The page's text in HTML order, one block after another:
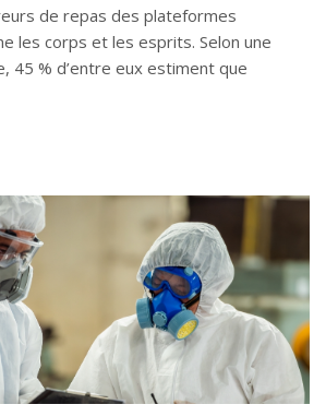
de repas des plateformes
les corps et les esprits. Selon une
45 % d’entre eux estiment que